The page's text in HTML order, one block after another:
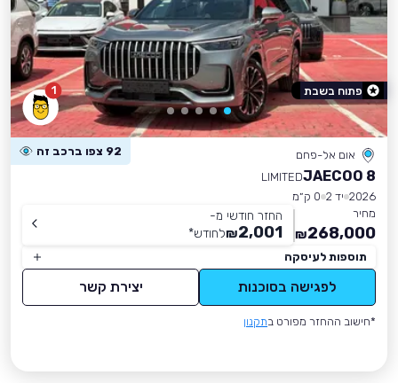
1
אום אל-פחם 92 צפו ברכב זה
JAECOO 8
LIMITED
2026 יד 2
0 ק״מ
מחיר
268,000
₪
החזר חודשי מ-
2,001
₪לחודש*
תוספות לעיסקה
לפגישה בסוכנות יצירת קשר
*חישוב ההחזר מפורט בתקנון
פתוח בשבת